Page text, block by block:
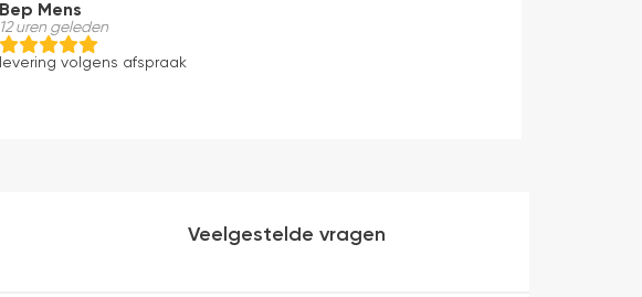
Bep Mens
12 uren geleden
levering volgens afspraak
Veelgestelde vragen